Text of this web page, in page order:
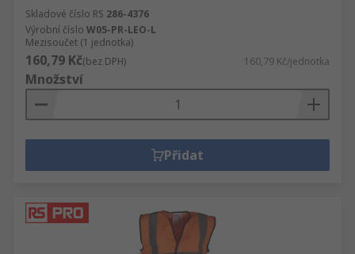
Skladové číslo RS 286-4376
Výrobní číslo W05-PR-LEO-L
Mezisoučet (1 jednotka)
160,79 Kč(bez DPH) 160,79 Kč/jednotka
Množství
Přidat